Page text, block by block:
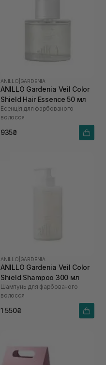
ANILLO GARDENIA
ANILLO Gardenia Veil Color
Shield Hair Essence 50 мл
Есенція для фарбованого
волосся
935₴
ANILLO GARDENIA
ANILLO Gardenia Veil Color
Shield Shampoo 300 мл
Шампунь для фарбованого
волосся
1 550₴